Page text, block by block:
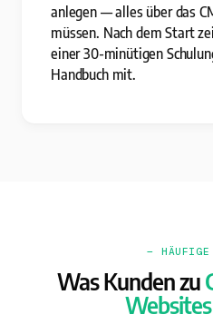
anlegen — alles über das
müssen. Nach dem Start
einer 30-minütigen
Handbuch mit.
— HÄUFIGE
Was Kunden zu
Websites